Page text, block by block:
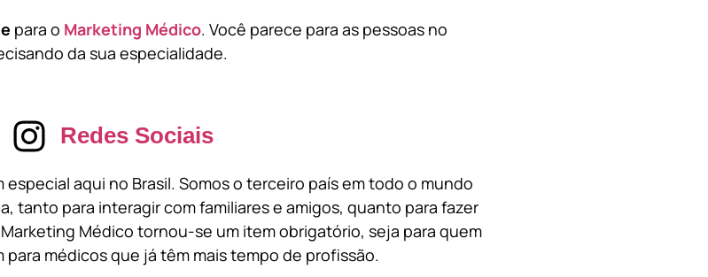
para o Marketing Médico. Você parece para as pessoas no
da sua especialidade.
Redes Sociais
especial aqui no Brasil. Somos o terceiro país em todo o mundo
tanto para interagir com familiares e amigos, quanto para fazer
Médico tornou-se um item obrigatório, seja para quem
médicos que já têm mais tempo de profissão.